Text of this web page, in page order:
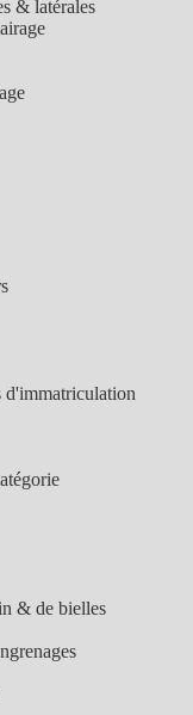
& latérales
d'immatriculation
& de bielles